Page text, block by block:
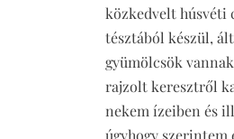
közkedvelt húsvéti
tésztából készül,
gyümölcsök
rajzolt keresztről
nekem ízeiben és
úgyhogy szerintem